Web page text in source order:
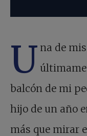
U na de
balcón de mi
hijo de un año
más que mirar